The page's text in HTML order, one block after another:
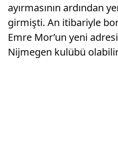
ayırmasının ardından
girmişti. An itibariyle
Emre Mor’un yeni
Nijmegen kulübü